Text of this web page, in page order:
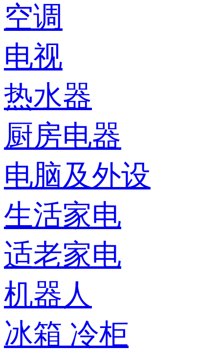
空调
电视
热水器
厨房电器
电脑及外设
生活家电
适老家电
机器人
冰箱 冷柜